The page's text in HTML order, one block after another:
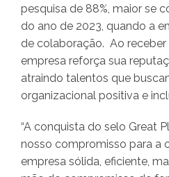
pesquisa de 88%, maior se
do ano de 2023, quando a
de colaboração. Ao receber
empresa reforça sua
atraindo talentos que
organizacional positiva e
“A conquista do selo Great
nosso compromisso para a
empresa sólida, eficiente,